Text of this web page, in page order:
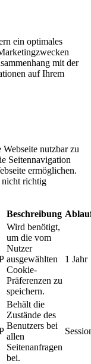
ein optimales
mit der
auf Ihrem
nutzbar zu
Seitennavigation
ermöglichen.
nicht richtig
Beschreibung
Wird benötigt,
um die vom
Nutzer
ausgewählten
Cookie-
Präferenzen zu
speichern.
1 Jahr
Behält die
Zustände des
Benutzers bei
allen
Seitenanfragen
bei.